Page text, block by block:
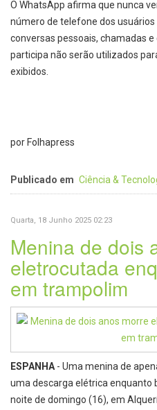
O WhatsApp afirma que nunca
número de telefone dos
conversas pessoais, chamadas
participa não serão utilizados
exibidos.
por Folhapress
Publicado em Ciência &
Quarta, 18 Junho 2025 02:23
Menina de dois
eletrocutada
em trampolim
ESPANHA - Uma menina de
uma descarga elétrica enquanto
noite de domingo (16), em